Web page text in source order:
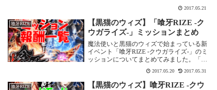
級 無悪不造の外法魔】を攻略します。喰牙
RIZE -クウガライズ-【ハードモード 封魔
級 無悪不造の外法魔】基本情報...
2017.05.21
喰牙RIZE
【黒猫のウィズ】「喰牙RIZE -ク
ウガライズ-」ミッションまとめ
魔法使いと黒猫のウィズで始まっている新
イベント「喰牙RIZE -クウガライズ-」のミ
ッションについてまとめてみました。「喰
牙RIZE -クウガライズ-」ミッション図鑑を
埋めるミッション、結晶や精霊を最終進化
させるミッション、アイテムを集める...
2017.05.20 2017.05.31
喰牙RIZE
【黒猫のウィズ】喰牙RIZE -クウ